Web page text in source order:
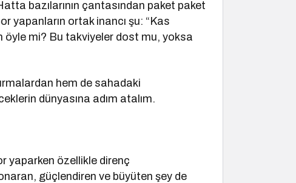
bazılarının çantasından paket paket
yapanların ortak inancı şu: “Kas
öyle mi? Bu takviyeler dost mu, yoksa
hem de sahadaki
dünyasına adım atalım.
yaparken özellikle direnç
güçlendiren ve büyüten şey de